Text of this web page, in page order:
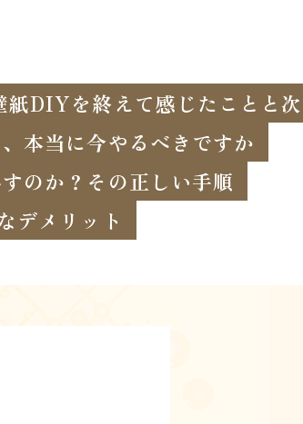
紙DIYを終えて感じたことと
本当に今やるべきですか
のか？その正しい手順
デメリット